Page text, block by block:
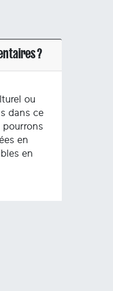
?
ou
dans ce
pourrons
en
en